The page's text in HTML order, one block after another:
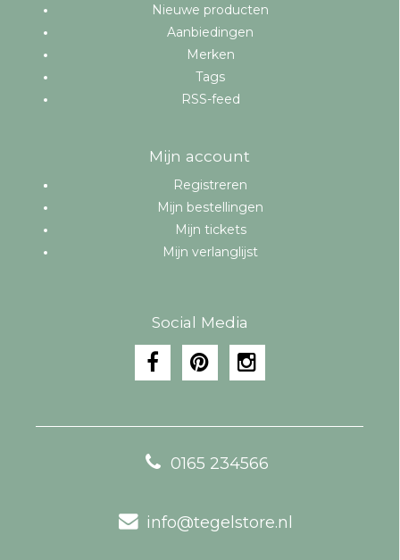
Nieuwe producten
Aanbiedingen
Merken
Tags
RSS-feed
Mijn account
Registreren
Mijn bestellingen
Mijn tickets
Mijn verlanglijst
Social Media
0165 234566
info@tegelstore.nl